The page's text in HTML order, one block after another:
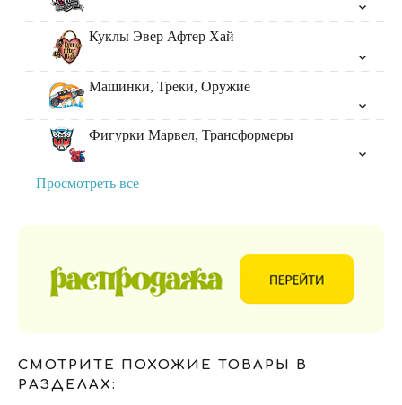
Куклы Эвер Афтер Хай
Машинки, Треки, Оружие
Фигурки Марвел, Трансформеры
Просмотреть все
СМОТРИТЕ ПОХОЖИЕ ТОВАРЫ В
РАЗДЕЛАХ: